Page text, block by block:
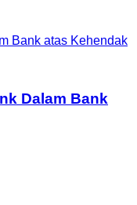
Bank atas Kehendak
Dalam Bank